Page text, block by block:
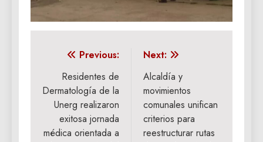
Navegación
entradas
Previous:
Residentes de
Dermatología de la
Unerg realizaron
exitosa jornada
médica orientada a
Next:
Alcaldía y
movimientos
comunales unifican
criterios para
reestructurar rutas